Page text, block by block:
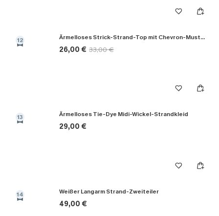
12 Ärmelloses Strick-Strand-Top mit Chevron-Muster
26,00 € 33,00 €
13 Ärmelloses Tie-Dye Midi-Wickel-Strandkleid
29,00 €
14 Weißer Langarm Strand-Zweiteiler
49,00 €